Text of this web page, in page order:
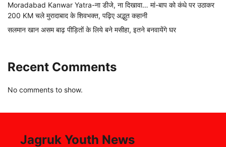
Moradabad Kanwar Yatra-ना डीजे, ना दिखावा… मां-बाप को कंधे पर उठाकर
200 KM चले मुरादाबाद के शिवभक्त, पढ़िए अद्भुत कहानी
सलमान खान असम बाढ़ पीड़ितों के लिये बने मसीहा, इतने बनवायेंगे घर
Recent Comments
No comments to show.
Jagruk Youth News